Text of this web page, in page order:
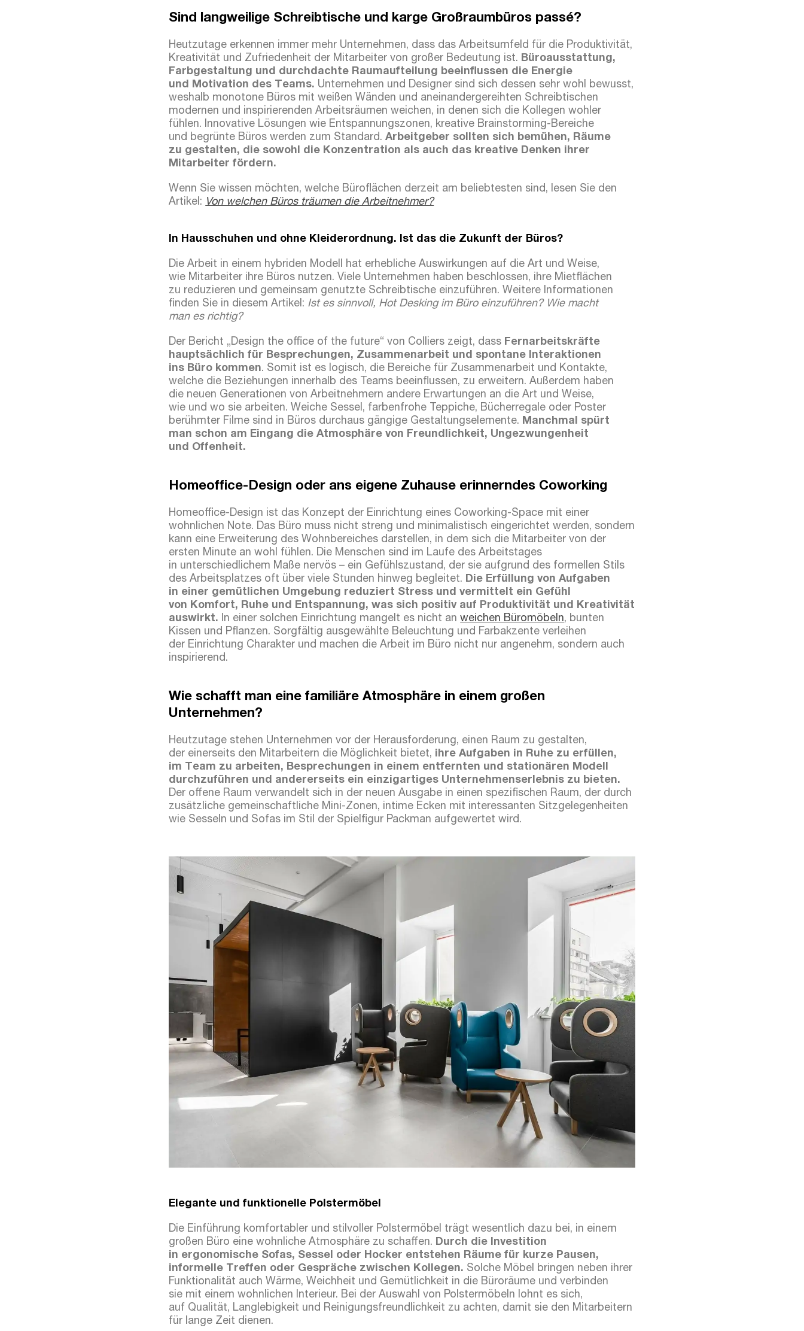
Sind langweilige Schreibtische und karge Großraumbüros passé?
Heutzutage erkennen immer mehr Unternehmen, dass das Arbeitsumfeld für die Produktivität,
Kreativität und Zufriedenheit der Mitarbeiter von großer Bedeutung ist. Büroausstattung,
Farbgestaltung und durchdachte Raumaufteilung beeinflussen die Energie
und Motivation des Teams. Unternehmen und Designer sind sich dessen sehr wohl bewusst,
weshalb monotone Büros mit weißen Wänden und aneinandergereihten Schreibtischen
modernen und inspirierenden Arbeitsräumen weichen, in denen sich die Kollegen wohler
fühlen. Innovative Lösungen wie Entspannungszonen, kreative Brainstorming-Bereiche
und begrünte Büros werden zum Standard.Arbeitgeber sollten sich bemühen, Räume
zu gestalten, die sowohl die Konzentration als auch das kreative Denken ihrer
Mitarbeiter fördern.
Wenn Sie wissen möchten, welche Büroflächen derzeit am beliebtesten sind, lesen Sie den
Artikel: Von welchen Büros träumen die Arbeitnehmer?
In Hausschuhen und ohne Kleiderordnung. Ist das die Zukunft der Büros?
Die Arbeit in einem hybriden Modell hat erhebliche Auswirkungen auf die Art und Weise,
wie Mitarbeiter ihre Büros nutzen. Viele Unternehmen haben beschlossen, ihre Mietflächen
zu reduzieren und gemeinsam genutzte Schreibtische einzuführen. Weitere Informationen
finden Sie in diesem Artikel: Ist es sinnvoll, Hot Desking im Büro einzuführen? Wie macht
man es richtig?
Der Bericht „Design the office of the future“ von Colliers zeigt, dass Fernarbeitskräfte
hauptsächlich für Besprechungen, Zusammenarbeit und spontane Interaktionen
ins Büro kommen. Somit ist es logisch, die Bereiche für Zusammenarbeit und Kontakte,
welche die Beziehungen innerhalb des Teams beeinflussen, zu erweitern. Außerdem haben
die neuen Generationen von Arbeitnehmern andere Erwartungen an die Art und Weise,
wie und wo sie arbeiten. Weiche Sessel, farbenfrohe Teppiche, Bücherregale oder Poster
berühmter Filme sind in Büros durchaus gängige Gestaltungselemente. Manchmal spürt
man schon am Eingang die Atmosphäre von Freundlichkeit, Ungezwungenheit
und Offenheit.
Homeoffice-Design oder ans eigene Zuhause erinnerndes Coworking
Homeoffice-Design ist das Konzept der Einrichtung eines Coworking-Space mit einer
wohnlichen Note. Das Büro muss nicht streng und minimalistisch eingerichtet werden, sondern
kann eine Erweiterung des Wohnbereiches darstellen, in dem sich die Mitarbeiter von der
ersten Minute an wohl fühlen. Die Menschen sind im Laufe des Arbeitstages
in unterschiedlichem Maße nervös – ein Gefühlszustand, der sie aufgrund des formellen Stils
des Arbeitsplatzes oft über viele Stunden hinweg begleitet. Die Erfüllung von Aufgaben
in einer gemütlichen Umgebung reduziert Stress und vermittelt ein Gefühl
von Komfort, Ruhe und Entspannung, was sich positiv auf Produktivität und Kreativität
auswirkt. In einer solchen Einrichtung mangelt es nicht anweichen Büromöbeln, bunten
Kissen und Pflanzen. Sorgfältig ausgewählte Beleuchtung und Farbakzente verleihen
der Einrichtung Charakter und machen die Arbeit im Büro nicht nur angenehm, sondern auch
inspirierend.
Wie schafft man eine familiäre Atmosphäre in einem großen
Unternehmen?
Heutzutage stehen Unternehmen vor der Herausforderung, einen Raum zu gestalten,
der einerseits den Mitarbeitern die Möglichkeit bietet, ihre Aufgaben in Ruhe zu erfüllen,
im Team zu arbeiten, Besprechungen in einem entfernten und stationären Modell
durchzuführen und andererseits ein einzigartiges Unternehmenserlebnis zu bieten.
Der offene Raum verwandelt sich in der neuen Ausgabe in einen spezifischen Raum, der durch
zusätzliche gemeinschaftliche Mini-Zonen, intime Ecken mit interessanten Sitzgelegenheiten
wie Sesseln und Sofas im Stil der Spielfigur Packman aufgewertet wird.
Elegante und funktionelle Polstermöbel
Die Einführung komfortabler und stilvoller Polstermöbel trägt wesentlich dazu bei, in einem
großen Büro eine wohnliche Atmosphäre zu schaffen. Durch die Investition
in ergonomische Sofas, Sessel oder Hocker entstehen Räume für kurze Pausen,
informelle Treffen oder Gespräche zwischen Kollegen. Solche Möbel bringen neben ihrer
Funktionalität auch Wärme, Weichheit und Gemütlichkeit in die Büroräume und verbinden
sie mit einem wohnlichen Interieur. Bei der Auswahl von Polstermöbeln lohnt es sich,
auf Qualität, Langlebigkeit und Reinigungsfreundlichkeit zu achten, damit sie den Mitarbeitern
für lange Zeit dienen.